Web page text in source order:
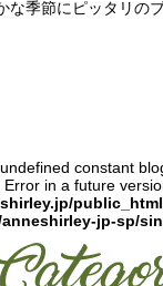
な季節にピッタリの
constant
in a future
jp-sp/